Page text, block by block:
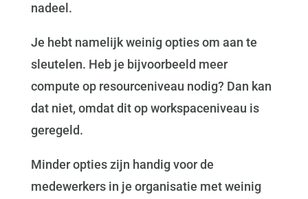
nadeel.
Je hebt namelijk weinig opties om aan te
sleutelen. Heb je bijvoorbeeld meer
compute op resourceniveau nodig? Dan kan
dat niet, omdat dit op workspaceniveau is
geregeld.
Minder opties zijn handig voor de
medewerkers in je organisatie met weinig